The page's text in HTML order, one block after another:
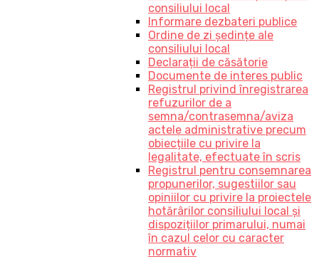
consiliului local
Informare dezbateri publice
Ordine de zi ședințe ale
consiliului local
Declarații de căsătorie
Documente de interes public
Registrul privind înregistrarea
refuzurilor de a
semna/contrasemna/aviza
actele administrative precum
obiecțiile cu privire la
legalitate, efectuate în scris
Registrul pentru consemnarea
propunerilor, sugestiilor sau
opiniilor cu privire la proiectele
hotărârilor consiliului local și
dispozițiilor primarului, numai
în cazul celor cu caracter
normativ